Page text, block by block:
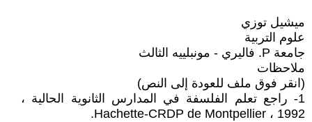
ميشيل توزي
علوم التربية
جامعة P. فاليري - مونبلييه الثالث
ملاحظات
(انقر فوق ملف للعودة إلى النص)
1- راجع تعلم الفلسفة في المدارس الثانوية الحالية ،
Hachette-CRDP de Montpellier ، 1992.